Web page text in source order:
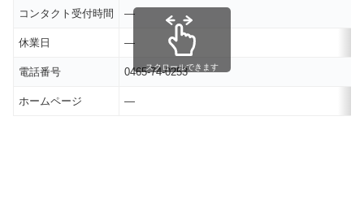
コンタクト受付時間 ―
休業日 ―
電話番号 0465-74-0253
ホームページ ―
スクロールできます